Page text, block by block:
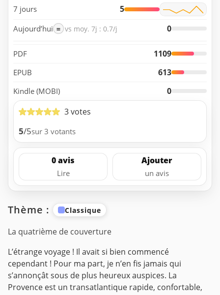
7 jours 5
Aujourd’hui = vs moy. 7j : 0.7/j 0
PDF 1109
EPUB 613
Kindle (MOBI)
0
3 votes
5/5sur 3 votants
0 avis
Lire
Ajouter
un avis
Thème : Classique
La quatrième de couverture
L’étrange voyage ! Il avait si bien commencé
cependant ! Pour ma part, je n’en fis jamais qui
s’annonçât sous de plus heureux auspices. La
Provence est un transatlantique rapide, confortable,